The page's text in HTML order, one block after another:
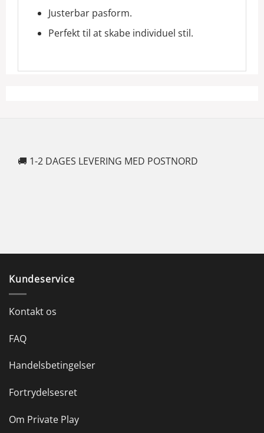
Justerbar pasform.
Perfekt til at skabe individuel stil.
🚚 1-2 DAGES LEVERING MED POSTNORD
Kundeservice
Kontakt os
FAQ
Handelsbetingelser
Fortrydelsesret
Om Private Play